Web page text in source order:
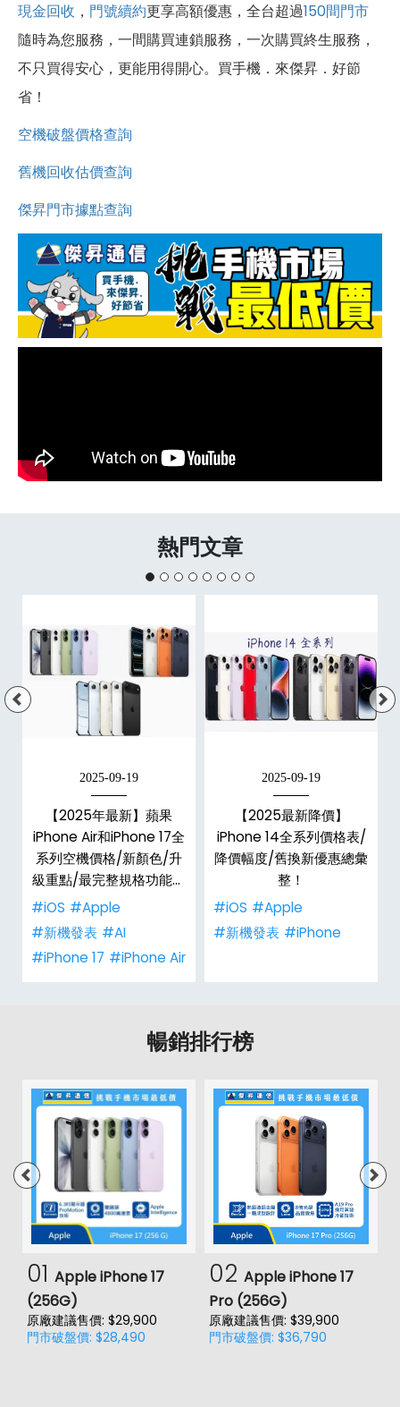
現金回收 ， 門號續約更享高額優惠，全台超過150間門市
隨時為您服務，一間購買連鎖服務，一次購買終生服務，
不只買得安心，更能用得開心。買手機．來傑昇．好節
省！
空機破盤價格查詢
舊機回收估價查詢
傑昇門市據點查詢
熱門文章
2025-09-19
【2025年最新】蘋果
iPhone Air和iPhone 17全
系列空機價格/新顏色/升
級重點/最完整規格功能懶
人包！
#iOS #Apple
#新機發表 #AI
#iPhone 17 #iPhone Air
2025-09-19
【2025最新降價】
iPhone 14全系列價格表/
降價幅度/舊換新優惠總彙
整！
#iOS #Apple
#新機發表 #iPhone
暢銷排行榜
01 Apple iPhone 17
(256G)
原廠建議售價: $29,900
門市破盤價: $28,490
02 Apple iPhone 17
Pro (256G)
原廠建議售價: $39,900
門市破盤價: $36,790